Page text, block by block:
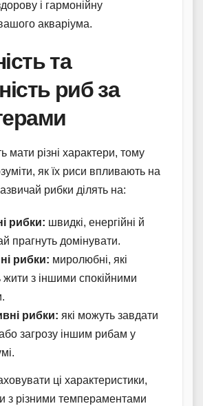
і гармонійну
акваріума.
та
риб за
мати різні характери, тому
як їх риси впливають на
рибки ділять на:
рибки: швидкі, енергійні й
прагнуть домінувати.
рибки: миролюбні, які
жити з іншими спокійними
рибки: які можуть завдати
загрозу іншим рибам у
ці характеристики,
з різними темпераментами